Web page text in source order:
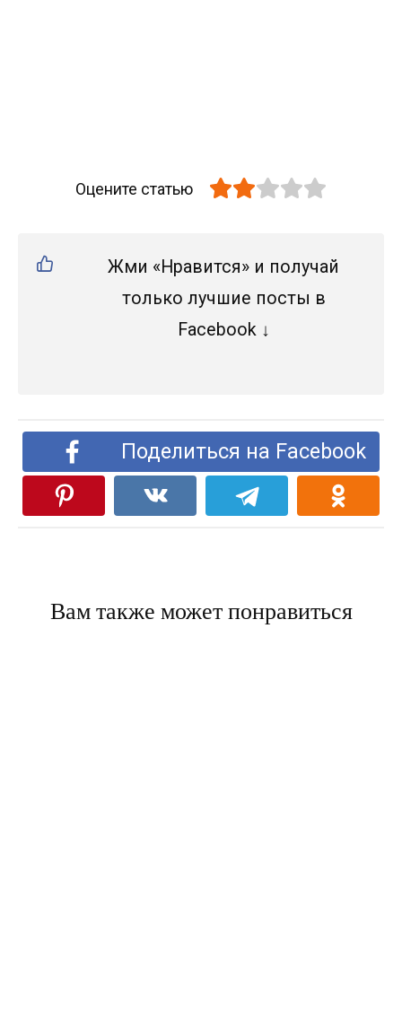
Оцените статью
Жми «Нравится» и получай
только лучшие посты в
Facebook ↓
Поделиться на Facebook
Вам также может понравиться